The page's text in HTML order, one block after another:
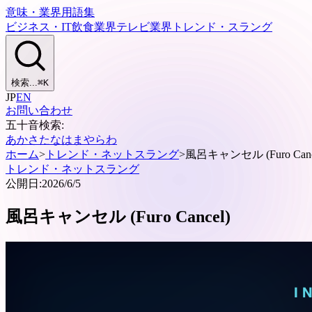
意味・業界用語集
ビジネス・IT飲食業界テレビ業界 トレンド・スラング
検索...⌘K
JPEN
お問い合わせ
五十音検索:
あかさ たなは ま やらわ
ホーム> トレンド・ネットスラング>風呂キャンセル (Furo
トレンド・ネットスラング
公開日:2026/6/5
風呂キャンセル (Furo Cancel)